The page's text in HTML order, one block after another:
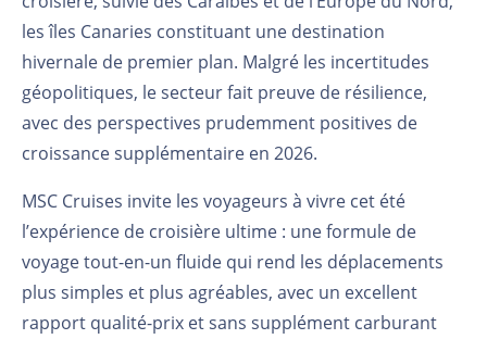
les îles Canaries constituant une destination
hivernale de premier plan. Malgré les incertitudes
géopolitiques, le secteur fait preuve de résilience,
avec des perspectives prudemment positives de
croissance supplémentaire en 2026.
MSC Cruises invite les voyageurs à vivre cet été
l’expérience de croisière ultime : une formule de
voyage tout-en-un fluide qui rend les déplacements
plus simples et plus agréables, avec un excellent
rapport qualité-prix et sans supplément carburant